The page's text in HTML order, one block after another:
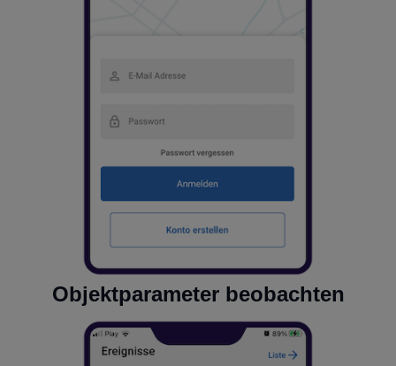
Objektparameter beobachten